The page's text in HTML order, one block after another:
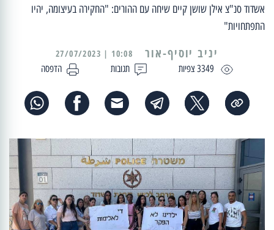
אשדוד סנ"צ אילן שושן קיים שיחה עם ההורים: "החקירה בעיצומה, יהיו
התפתחויות"
3349 צפיות תגובות הדפסה
יניב יוסיף-אור 10:08 | 27/07/2023